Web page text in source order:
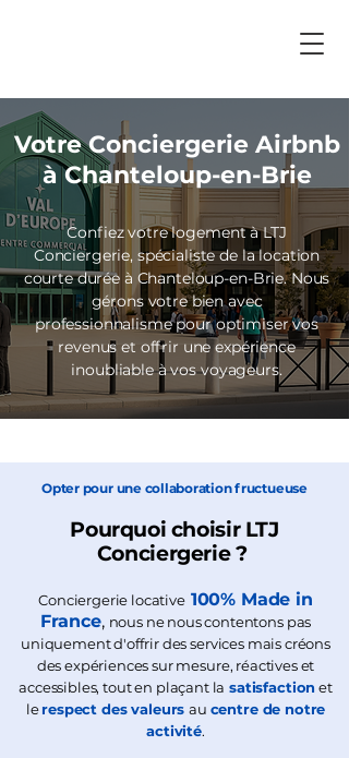
Votre Conciergerie Airbnb
à Chanteloup-en-Brie
Confiez votre logement àLTJ
Conciergerie, spécialiste de la location
courte durée à Chanteloup-en-Brie. Nous
gérons votre bien avec
professionnalisme pour optimiser vos
revenus et offrir une expérience
inoubliable à vos voyageurs.
Opter pour une collaboration fructueuse
Pourquoi choisir LTJ
Conciergerie ?
​​Conciergerie locative 100% Made in
France, nous ne nous contentons pas
uniquement d'offrir des services mais créons
des expériences sur mesure, réactives et
accessibles, tout en plaçant la satisfaction et
lerespect des valeursau centre de notre
activité.